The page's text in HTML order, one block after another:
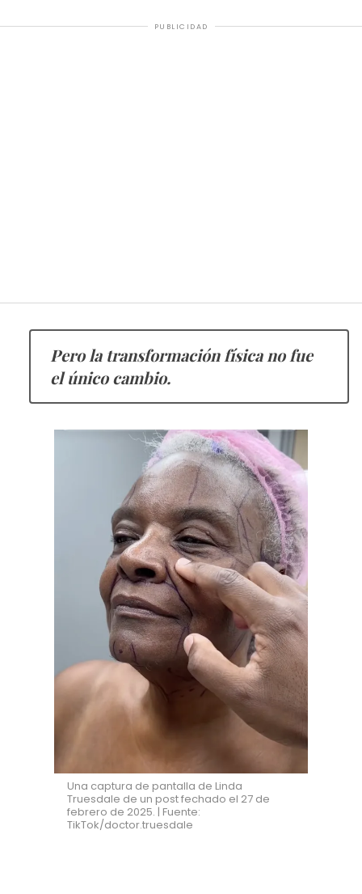
PUBLICIDAD
Pero la transformación física no fue
el único cambio.
Una captura de pantalla de Linda
Truesdale de un post fechado el 27 de
febrero de 2025. | Fuente:
TikTok/doctor.truesdale